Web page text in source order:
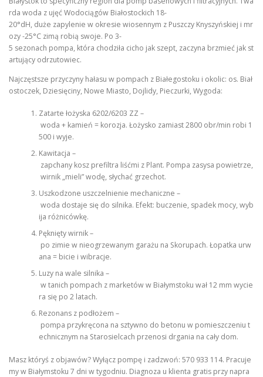
rda woda z ujęć Wodociągów Białostockich 18-
20°dH, duże zapylenie w okresie wiosennym z Puszczy Knyszyńskiej i mr
ozy -25°C zimą robią swoje. Po 3-
5 sezonach pompa, która chodziła cicho jak szept, zaczyna brzmieć jak st
artujący odrzutowiec.
Najczęstsze przyczyny hałasu w pompach z Białegostoku i okolic: os. Biał
ostoczek, Dziesięciny, Nowe Miasto, Dojlidy, Pieczurki, Wygoda:
Zatarte łożyska 6202/6203 ZZ –
woda + kamień = korozja. Łożysko zamiast 2800 obr/min robi 1
500 i wyje.
Kawitacja –
zapchany kosz prefiltra liśćmi z Plant. Pompa zasysa powietrze,
wirnik „mieli” wodę, słychać grzechot.
Uszkodzone uszczelnienie mechaniczne –
woda dostaje się do silnika. Efekt: buczenie, spadek mocy, wyb
ija różnicówkę.
Pęknięty wirnik –
po zimie w nieogrzewanym garażu na Skorupach. Łopatka urw
ana = bicie i wibracje.
Luzy na wale silnika –
w tanich pompach z marketów w Białymstoku wał 12 mm wycie
ra się po 2 latach.
Rezonans z podłożem –
pompa przykręcona na sztywno do betonu w pomieszczeniu t
echnicznym na Starosielcach przenosi drgania na cały dom.
Masz któryś z objawów? Wyłącz pompę i zadzwoń: 570 933 114. Pracuje
my w Białymstoku 7 dni w tygodniu. Diagnoza u klienta gratis przy napra